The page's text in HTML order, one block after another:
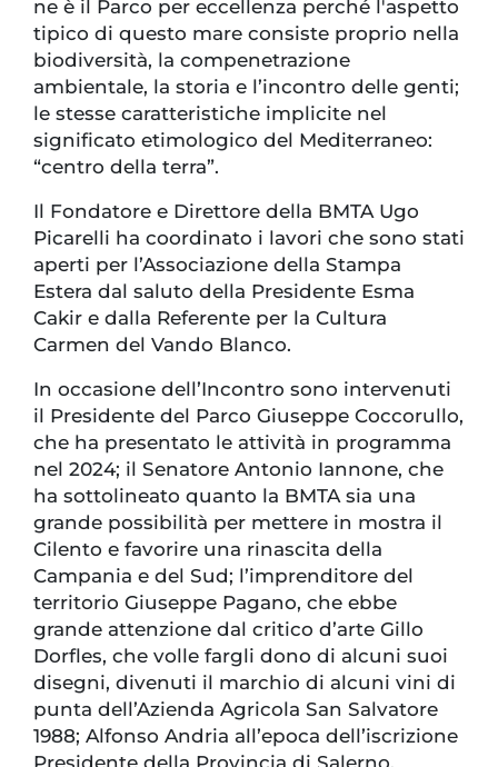
ne è il Parco per eccellenza perché l'aspetto
tipico di questo mare consiste proprio nella
biodiversità, la compenetrazione
ambientale, la storia e l’incontro delle genti;
le stesse caratteristiche implicite nel
significato etimologico del Mediterraneo:
“centro della terra”.
Il Fondatore e Direttore della BMTA Ugo
Picarelli ha coordinato i lavori che sono stati
aperti per l’Associazione della Stampa
Estera dal saluto della Presidente Esma
Cakir e dalla Referente per la Cultura
Carmen del Vando Blanco.
In occasione dell’Incontro sono intervenuti
il Presidente del Parco Giuseppe Coccorullo,
che ha presentato le attività in programma
nel 2024; il Senatore Antonio Iannone, che
ha sottolineato quanto la BMTA sia una
grande possibilità per mettere in mostra il
Cilento e favorire una rinascita della
Campania e del Sud; l’imprenditore del
territorio Giuseppe Pagano, che ebbe
grande attenzione dal critico d’arte Gillo
Dorfles, che volle fargli dono di alcuni suoi
disegni, divenuti il marchio di alcuni vini di
punta dell’Azienda Agricola San Salvatore
1988; Alfonso Andria all’epoca dell’iscrizione